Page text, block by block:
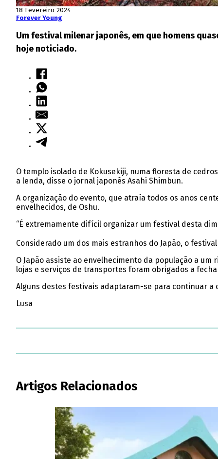
18 Fevereiro 2024
Forever Young
Um festival milenar japonês, em que homens
hoje noticiado.
O templo isolado de Kokusekiji, numa floresta de
a lenda, disse o jornal japonês Asahi Shimbun.
A organização do evento, que atraía todos os anos
envelhecidos, de Oshu.
“É extremamente difícil organizar um festival desta
Considerado um dos mais estranhos do Japão, o
O Japão assiste ao envelhecimento da população a
lojas e serviços de transportes foram obrigados a
Alguns destes festivais adaptaram-se para continuar
Lusa
Artigos Relacionados